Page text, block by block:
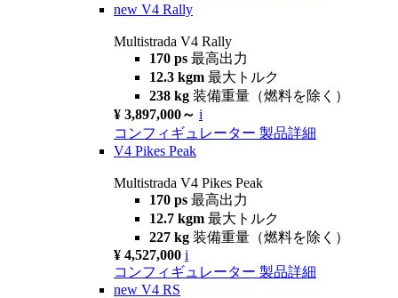
new V4 Rally
Multistrada V4 Rally
170 ps 最高出力
12.3 kgm 最大トルク
238 kg 装備重量（燃料を除く）
¥ 3,897,000～ i
コンフィギュレーター 製品詳細
V4 Pikes Peak
Multistrada V4 Pikes Peak
170 ps 最高出力
12.7 kgm 最大トルク
227 kg 装備重量（燃料を除く）
¥ 4,527,000 i
コンフィギュレーター 製品詳細
new V4 RS